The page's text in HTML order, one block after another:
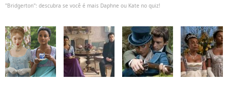
"Bridgerton": descubra se você é mais Daphne ou Kate no quiz!